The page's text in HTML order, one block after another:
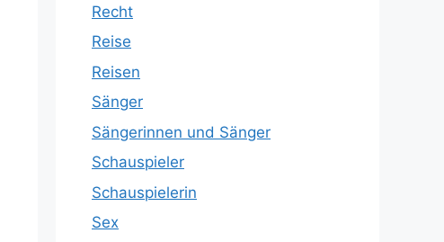
Recht
Reise
Reisen
Sänger
Sängerinnen und Sänger
Schauspieler
Schauspielerin
Sex